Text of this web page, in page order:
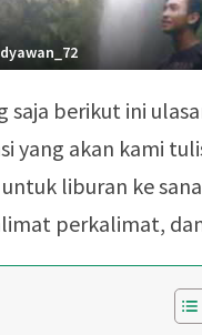
saja berikut ini
yang akan kami
liburan ke
perkalimat,